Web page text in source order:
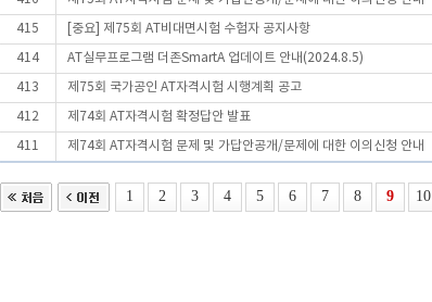
415 [중요] 제75회 AT비대면시험 수험자 공지사항
414 AT실무프로그램 더존SmartA 업데이트 안내(2024.8.5)
413 제75회 국가공인 AT자격시험 시행계획 공고
412 제74회 AT자격시험 확정답안 발표
411 제74회 AT자격시험 문제 및 가답안공개/문제에 대한 이의신청 안내
1 2 3 4 5 6 7 8 9 10